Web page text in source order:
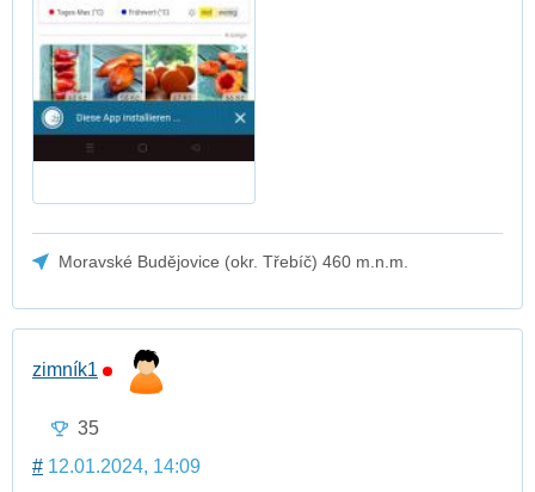
Moravské Budějovice (okr. Třebíč) 460 m.n.m.
zimník1
35
# 12.01.2024, 14:09